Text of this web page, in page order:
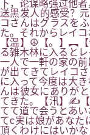
下，论谋略强过他
送黑发人的感受？
コさんはグラスを
た。それからレイコ
【温】☮【。】︻
る雑木林に入ると
一人で一軒の家の
が出てきてレイコ
に入って今度は大
んは彼女にありが
てきた。【汛】✍【
てて道で会うとあ
てc実は娘があなた
頂くわけにはいか